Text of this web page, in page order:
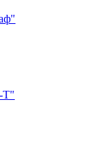
Т"